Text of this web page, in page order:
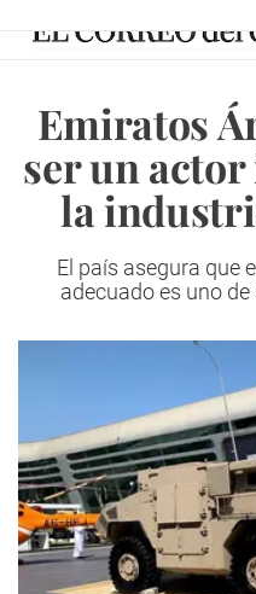
Emiratos
ser un
la
El país asegura que
adecuado es uno